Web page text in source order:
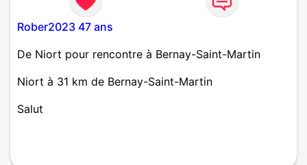
Rober2023 47 ans
De Niort pour rencontre à Bernay-Saint-Martin
Niort à 31 km de Bernay-Saint-Martin
Salut